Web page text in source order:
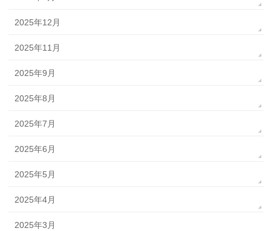
2025年12月
2025年11月
2025年9月
2025年8月
2025年7月
2025年6月
2025年5月
2025年4月
2025年3月